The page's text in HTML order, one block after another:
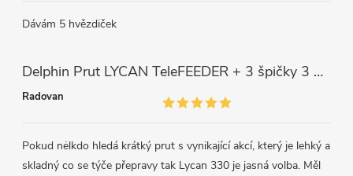
Dávám 5 hvězdiček
Delphin Prut LYCAN TeleFEEDER + 3 špičky 3 m, 80 g
Radovan
Pokud nėlkdo hledá krátký prut s vynikající akcí, který je lehký a
skladný co se týče přepravy tak Lycan 330 je jasná volba. Měl